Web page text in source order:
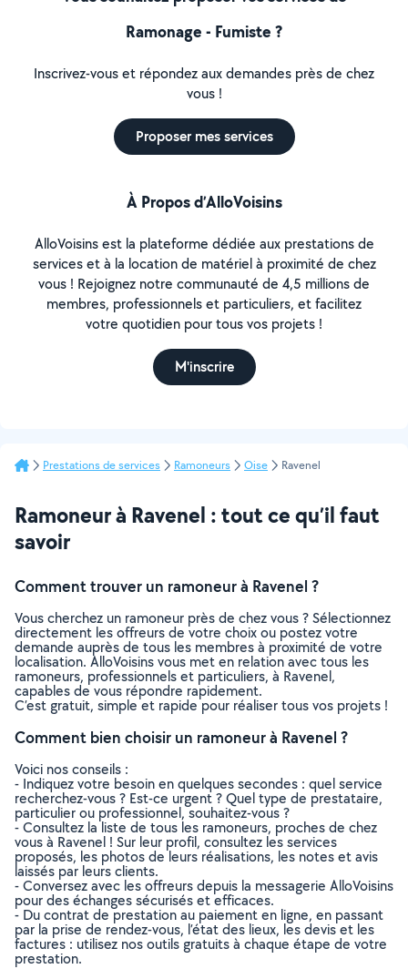
Ramonage - Fumiste ?
Inscrivez-vous et répondez aux demandes près de chez
vous !
Proposer mes services
À Propos d’AlloVoisins
AlloVoisins est la plateforme dédiée aux prestations de
services et à la location de matériel à proximité de chez
vous ! Rejoignez notre communauté de 4,5 millions de
membres, professionnels et particuliers, et facilitez
votre quotidien pour tous vos projets !
M'inscrire
Prestations de services Ramoneurs Oise Ravenel
Ramoneur à Ravenel : tout ce qu’il faut
savoir
Comment trouver un ramoneur à Ravenel ?
Vous cherchez un ramoneur près de chez vous ? Sélectionnez
directement les offreurs de votre choix ou postez votre
demande auprès de tous les membres à proximité de votre
localisation. AlloVoisins vous met en relation avec tous les
ramoneurs, professionnels et particuliers, à Ravenel,
capables de vous répondre rapidement.
C’est gratuit, simple et rapide pour réaliser tous vos projets !
Comment bien choisir un ramoneur à Ravenel ?
Voici nos conseils :
- Indiquez votre besoin en quelques secondes : quel service
recherchez-vous ? Est-ce urgent ? Quel type de prestataire,
particulier ou professionnel, souhaitez-vous ?
- Consultez la liste de tous les ramoneurs, proches de chez
vous à Ravenel ! Sur leur profil, consultez les services
proposés, les photos de leurs réalisations, les notes et avis
laissés par leurs clients.
- Conversez avec les offreurs depuis la messagerie AlloVoisins
pour des échanges sécurisés et efficaces.
- Du contrat de prestation au paiement en ligne, en passant
par la prise de rendez-vous, l’état des lieux, les devis et les
factures : utilisez nos outils gratuits à chaque étape de votre
prestation.